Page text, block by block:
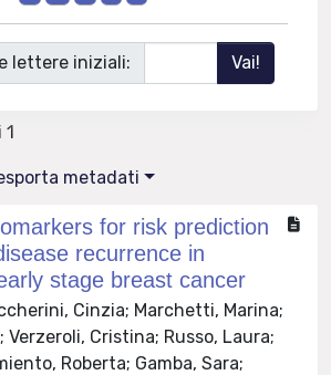
lettere iniziali:
1
metadati
for risk prediction
recurrence in
stage breast cancer
Cinzia; Marchetti, Marina;
Verzeroli, Cristina; Russo, Laura;
Roberta; Gamba, Sara;